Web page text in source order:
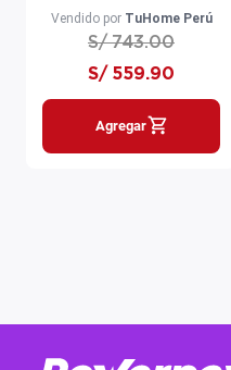
Vendido por TuHome Perú
S/ 743.00
S/ 559.90
Agregar